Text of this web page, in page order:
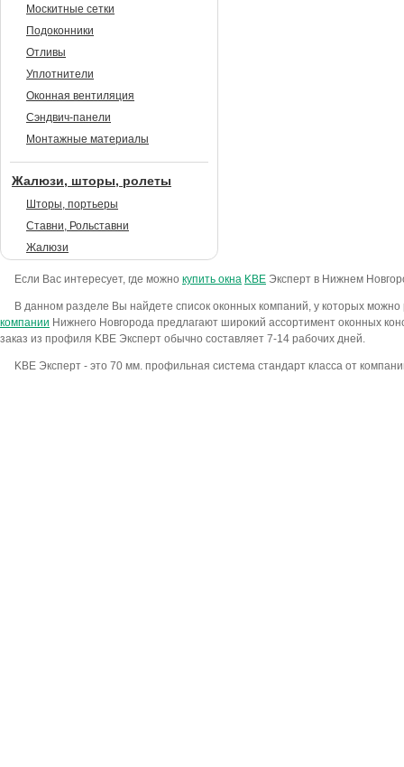
Москитные сетки
Подоконники
Отливы
Уплотнители
Оконная вентиляция
Сэндвич-панели
Монтажные материалы
Жалюзи, шторы, ролеты
Шторы, портьеры
Ставни, Рольставни
Жалюзи
Если Вас интересует, где можно купить окна KBE Эксперт в Нижнем
В данном разделе Вы найдете список оконных компаний, у которых
компании Нижнего Новгорода предлагают широкий ассортимент оконных
заказ из профиля KBE Эксперт обычно составляет 7-14 рабочих дней.
KBE Эксперт - это 70 мм. профильная система стандарт класса от